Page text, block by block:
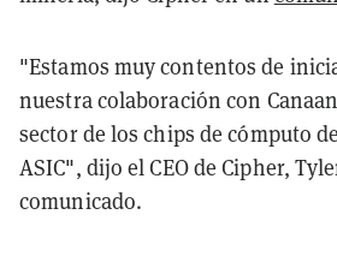
"Estamos muy contentos de
nuestra colaboración con
sector de los chips de cómputo
ASIC", dijo el CEO de Cipher,
comunicado.